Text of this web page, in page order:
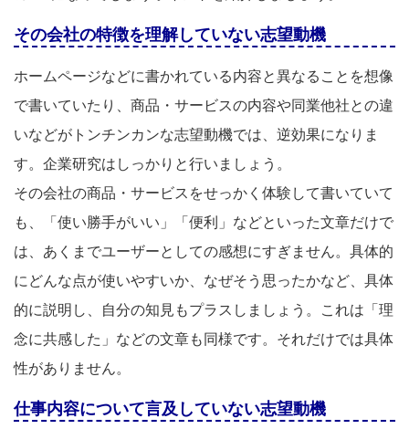
その会社の特徴を理解していない志望動機
ホームページなどに書かれている内容と異なることを想像
で書いていたり、商品・サービスの内容や同業他社との違
いなどがトンチンカンな志望動機では、逆効果になりま
す。企業研究はしっかりと行いましょう。
その会社の商品・サービスをせっかく体験して書いていて
も、「使い勝手がいい」「便利」などといった文章だけで
は、あくまでユーザーとしての感想にすぎません。具体的
にどんな点が使いやすいか、なぜそう思ったかなど、具体
的に説明し、自分の知見もプラスしましょう。これは「理
念に共感した」などの文章も同様です。それだけでは具体
性がありません。
仕事内容について言及していない志望動機